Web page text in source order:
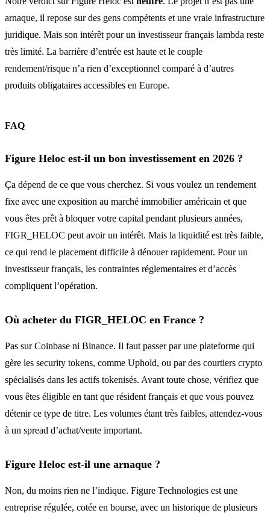
arnaque, il repose sur des gens compétents et une vraie infrastructure
juridique. Mais son intérêt pour un investisseur français lambda reste
très limité. La barrière d’entrée est haute et le couple
rendement/risque n’a rien d’exceptionnel comparé à d’autres
produits obligataires accessibles en Europe.
FAQ
Figure Heloc est-il un bon investissement en 2026 ?
Ça dépend de ce que vous cherchez. Si vous voulez un rendement
fixe avec une exposition au marché immobilier américain et que
vous êtes prêt à bloquer votre capital pendant plusieurs années,
FIGR_HELOC peut avoir un intérêt. Mais la liquidité est très faible,
ce qui rend le placement difficile à dénouer rapidement. Pour un
investisseur français, les contraintes réglementaires et d’accès
compliquent l’opération.
Où acheter du FIGR_HELOC en France ?
Pas sur Coinbase ni Binance. Il faut passer par une plateforme qui
gère les security tokens, comme Uphold, ou par des courtiers crypto
spécialisés dans les actifs tokenisés. Avant toute chose, vérifiez que
vous êtes éligible en tant que résident français et que vous pouvez
détenir ce type de titre. Les volumes étant très faibles, attendez-vous
à un spread d’achat/vente important.
Figure Heloc est-il une arnaque ?
Non, du moins rien ne l’indique. Figure Technologies est une
entreprise régulée, cotée en bourse, avec un historique de plusieurs